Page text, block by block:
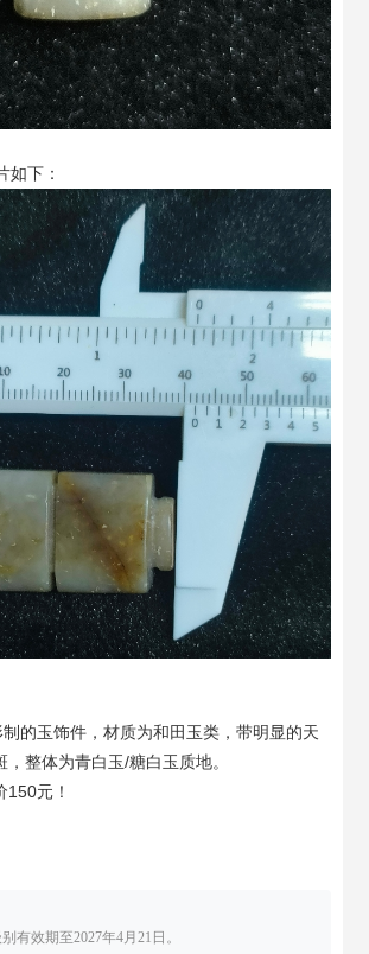
如下：
制的玉饰件，材质为和田玉类，带明显的天
整体为青白玉/糖白玉质地。
150元！
有效期至2027年4月21日。